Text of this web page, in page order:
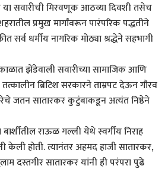
या सवारीची मिरवणूक आठव्या दिवशी तसेच
प्रमुख मार्गांवरून पारंपरिक पद्धतीने
सर्व धर्मीय नागरिक मोठ्या श्रद्धेने सहभागी
झेंडेवाली सवारीच्या सामाजिक आणि
ब्रिटिश सरकारने ताम्रपट देऊन गौरव
जतन सातारकर कुटुंबाकडून अत्यंत निष्ठेने
राऊळ गल्ली येथे स्वर्गीय निराह
केली होती. त्यानंतर अहमद हाजी सातारकर,
दस्तगीर सातारकर यांनी ही परंपरा पुढे